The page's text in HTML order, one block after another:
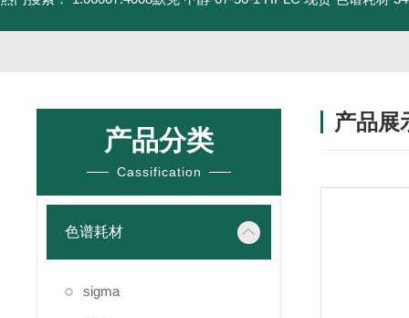
产品分类
Cassification
色谱耗材
sigma
产品展